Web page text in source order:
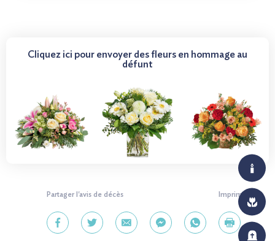
Cliquez ici pour envoyer des fleurs en hommage au
défunt
Partager l'avis de décès Imprimer